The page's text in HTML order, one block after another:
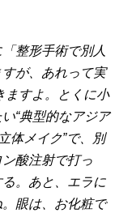
整形手術で別人
が、あれって実
ますよ。とくに小
“典型的なアジア
体メイク”で、別
酸注射で打っ
。あと、エラに
眼は、お化粧で